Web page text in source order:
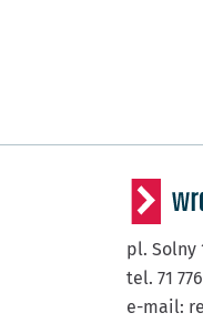
pl. Solny
tel. 71
e-mail: